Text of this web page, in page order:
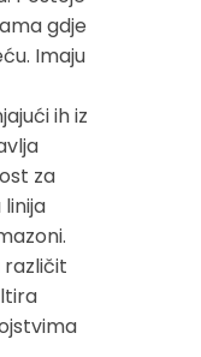
gdje
Imaju
ih iz
za
različit